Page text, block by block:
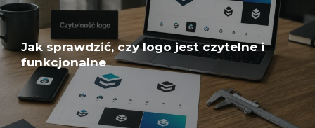
Jak sprawdzić, czy logo jest czytelne i
funkcjonalne